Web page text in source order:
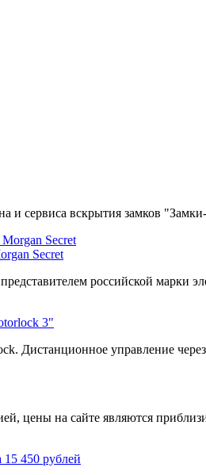
и сервиса вскрытия замков
Secret
российской марки
3"
Дистанционное управление
цены на сайте являются
15 450 рублей